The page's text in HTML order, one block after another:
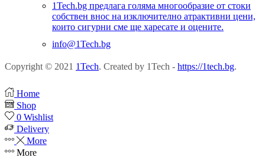
1Tech.bg предлага голяма многообразие от стоки
собствен внос на изключително атрактивни цени,
които сигурни сме ще харесате и оцените.
info@1Tech.bg
Copyright © 2021 1Tech. Created by 1Tech - https://1tech.bg.
Home
Shop
0 Wishlist
Delivery
More
More